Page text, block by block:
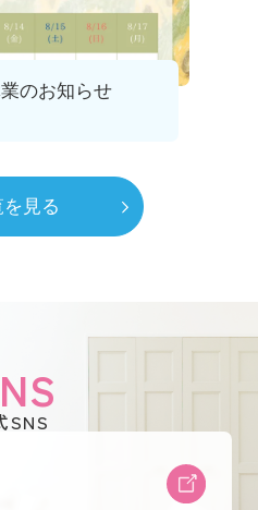
のお知らせ
見る
SNS